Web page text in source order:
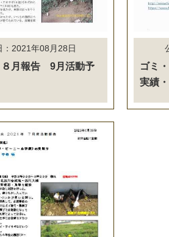
：2021年08月28日
月報告 9月活動予
ゴミ
実績